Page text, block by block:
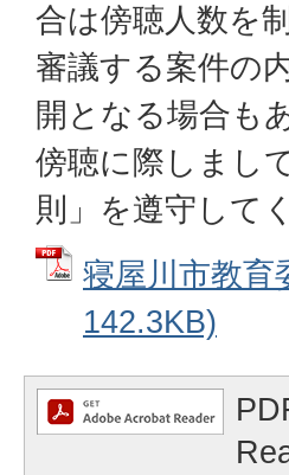
合は傍聴人数を
審議する案件の
開となる場合も
傍聴に際しまし
則」を遵守して
寝屋川市教育
142.3KB)